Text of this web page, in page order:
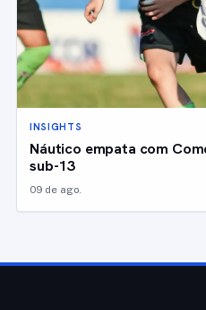
INSIGHTS
Náutico empata com
sub-13
09 de ago.